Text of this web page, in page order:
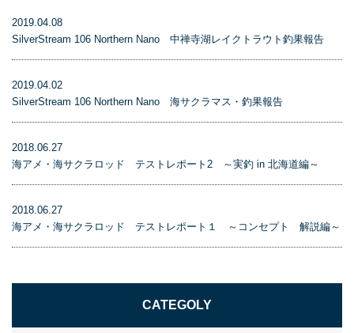
2019.04.08
SilverStream 106 Northern Nano 中禅寺湖レイクトラウト釣果報告
2019.04.02
SilverStream 106 Northern Nano 海サクラマス・釣果報告
2018.06.27
海アメ・海サクラロッド テストレポート2 ～実釣 in 北海道編～
2018.06.27
海アメ・海サクラロッド テストレポート１ ～コンセプト 解説編～
CATEGOLY